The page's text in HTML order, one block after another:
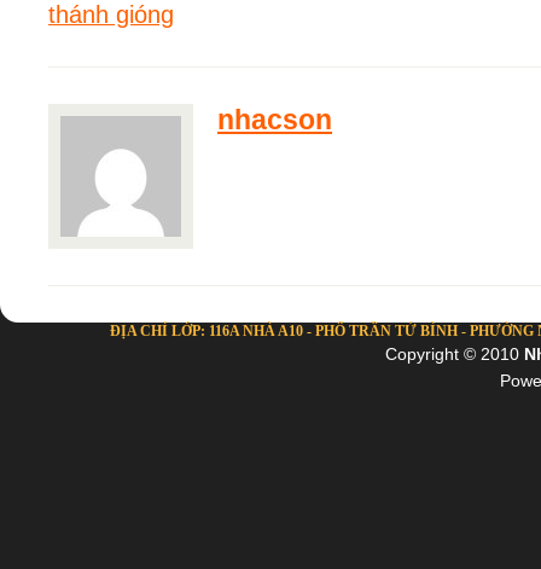
thánh gióng
nhacson
ĐỊA CHỈ LỚP: 116A NHÀ A10 - PHỐ TRẦN TỬ BÌNH -
Copyright © 2010